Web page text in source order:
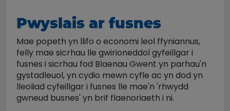
Pwyslais ar fusnes
Mae popeth yn llifo o economi leol ffyniannus,
felly mae sicrhau lle gwirioneddol gyfeillgar i
fusnes i sicrhau fod Blaenau Gwent yn parhau'n
gystadleuol, yn cydio mewn cyfle ac yn dod yn
lleoliad cyfeillgar i fusnes lle mae'n 'rhwydd
gwneud busnes' yn brif flaenoriaeth i ni.